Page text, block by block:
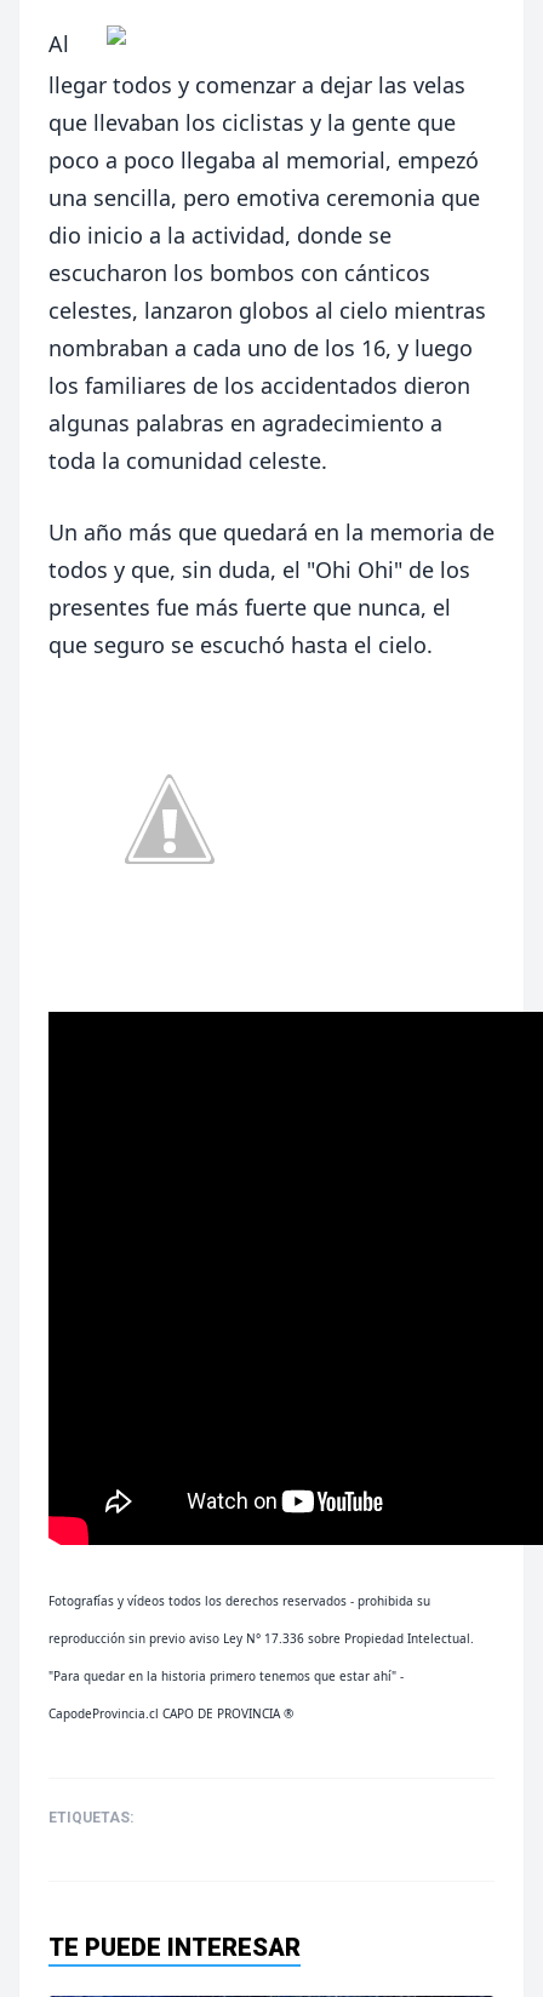
Al
llegar todos y comenzar a dejar las velas
que llevaban los ciclistas y la gente que
poco a poco llegaba al memorial, empezó
una sencilla, pero emotiva ceremonia que
dio inicio a la actividad, donde se
escucharon los bombos con cánticos
celestes, lanzaron globos al cielo mientras
nombraban a cada uno de los 16, y luego
los familiares de los accidentados dieron
algunas palabras en agradecimiento a
toda la comunidad celeste.
Un año más que quedará en la memoria de
todos y que, sin duda, el "Ohi Ohi" de los
presentes fue más fuerte que nunca, el
que seguro se escuchó hasta el cielo.
Fotografías y vídeos todos los derechos reservados - prohibida su
reproducción sin previo aviso Ley N° 17.336 sobre Propiedad Intelectual.
"Para quedar en la historia primero tenemos que estar ahí" -
CapodeProvincia.cl CAPO DE PROVINCIA ®
ETIQUETAS:
TE PUEDE INTERESAR